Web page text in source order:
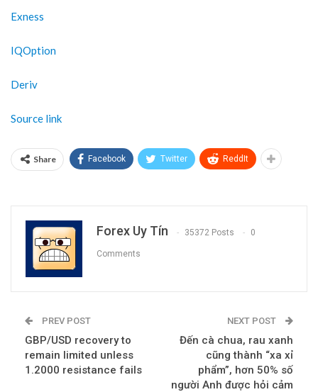
Exness
IQOption
Deriv
Source link
Share Facebook Twitter ReddIt
Forex Uy Tín 35372 Posts 0
Comments
PREV POST
GBP/USD recovery to
remain limited unless
1.2000 resistance fails
NEXT POST
Đến cà chua, rau xanh
cũng thành “xa xỉ
phẩm”, hơn 50% số
người Anh được hỏi cảm